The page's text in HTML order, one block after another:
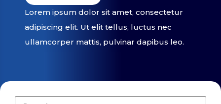
Lorem ipsum dolor sit amet, consectetur
adipiscing elit. Ut elit tellus, luctus nec
ullamcorper mattis, pulvinar dapibus leo.